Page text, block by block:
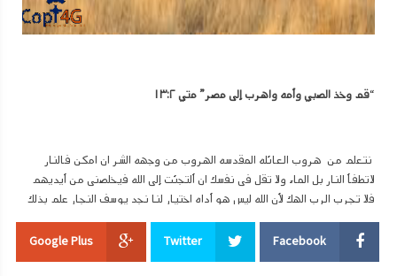
“قم وخذ الصبيوأمه واهربإلىمصر”متي ١٣:٢
نتعلم من هروب العائله المقدسه الهروب من وجهه الشر ان امكن فالنار
لاتطفأ النار بل الماء ولا تقل فى نفسك ان ألتجئت إلى الله فيخلصنى من أيديهم
فلا تجرب الرب الهك لأن الله ليس هو أداه اختيار لنا نجد يوسف النجار علم بذلك
وهو التسليم الكامل وعدم طلب المعجزات فنجده محتمل للام فى صمت بل
كانت حياته مزيج من الفرح والأم
Facebook
Twitter
Google Plus